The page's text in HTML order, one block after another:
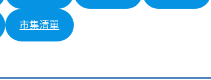
市集清單